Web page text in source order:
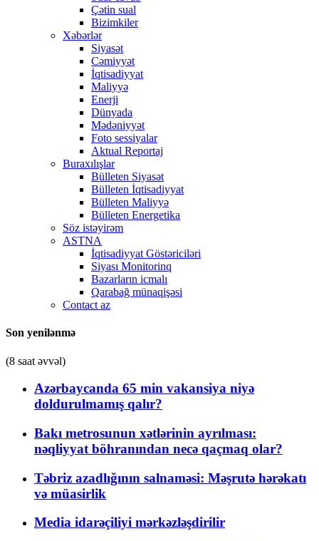
Çətin sual
Bizimkiler
Xəbərlər
Siyasət
Cəmiyyət
İqtisadiyyat
Maliyyə
Enerji
Dünyada
Mədəniyyət
Foto sessiyalar
Aktual Reportaj
Buraxılışlar
Bülleten Siyasət
Bülleten İqtisadiyyat
Bülleten Maliyyə
Bülleten Energetika
Söz istəyirəm
ASTNA
İqtisadiyyat Göstəriciləri
Siyası Monitorinq
Bazarların icmalı
Qarabağ münaqişəsi
Contact az
Son yenilənmə
(8 saat əvvəl)
Azərbaycanda 65 min vakansiya niyə
doldurulmamış qalır?
Bakı metrosunun xətlərinin ayrılması:
nəqliyyat böhranından necə qaçmaq olar?
Təbriz azadlığının salnaməsi: Məşrutə hərəkatı
və müasirlik
Media idarəçiliyi mərkəzləşdirilir